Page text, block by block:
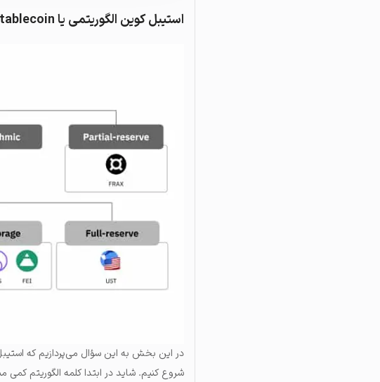
استیبل کوین الگوریتمی یا Algorithmic Stablecoin چیست؟
در این بخش به این سؤال می‌پردازیم که
شروع کنیم. شاید در ابتدا کلمه الگوریتم